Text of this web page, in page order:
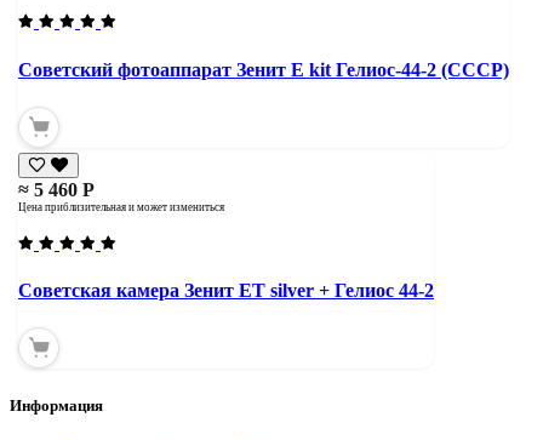
Советский фотоаппарат Зенит Е kit Гелиос-44-2 (СССР)
≈ 5 460 Р
Цена приблизительная и может измениться
Советская камера Зенит ЕТ silver + Гелиос 44-2
Информация